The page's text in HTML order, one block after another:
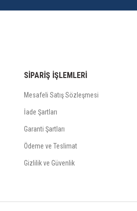
SİPARİŞ İŞLEMLERİ
Mesafeli Satış Sözleşmesi
İade Şartları
Garanti Şartları
Ödeme ve Teslimat
Gizlilik ve Güvenlik